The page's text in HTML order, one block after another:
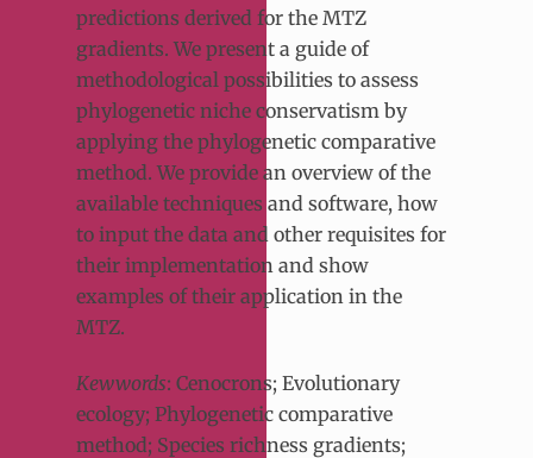
predictions derived for the MTZ
gradients. We present a guide of
methodological possibilities to assess
phylogenetic niche conservatism by
applying the phylogenetic comparative
method. We provide an overview of the
available techniques and software, how
to input the data and other requisites for
their implementation and show
examples of their application in the
MTZ.
Kewwords: Cenocrons; Evolutionary
ecology; Phylogenetic comparative
method; Species richness gradients;